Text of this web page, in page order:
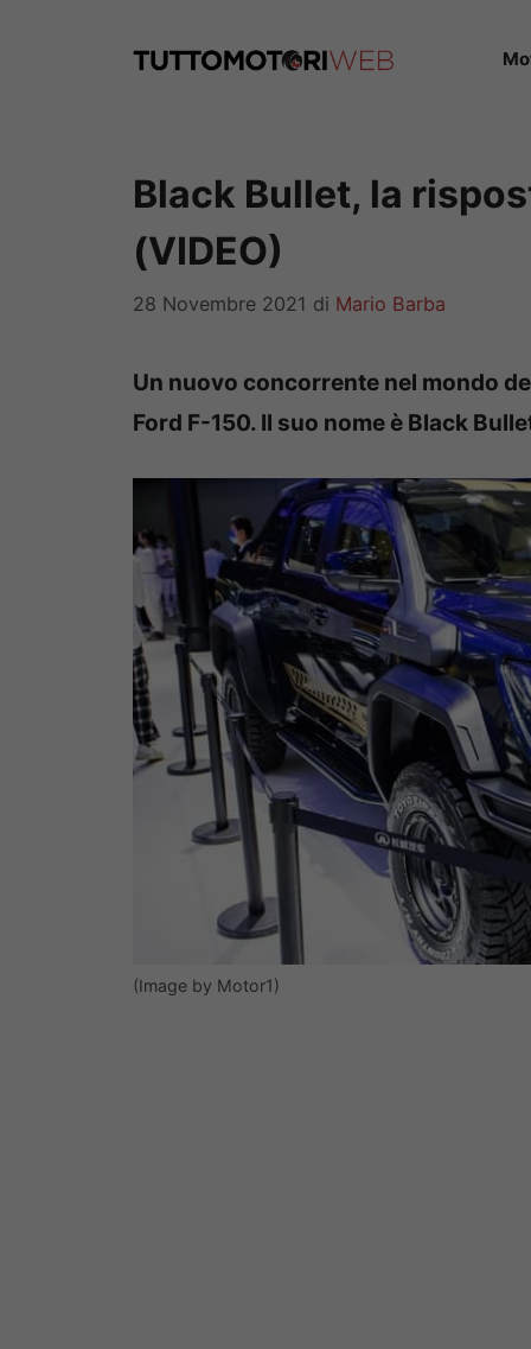
Black Bullet, la
(VIDEO)
28 Novembre 2021 di Mario Barba
Un nuovo concorrente nel mondo
Ford F-150. Il suo nome è Black
(Image by Motor1)